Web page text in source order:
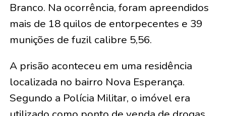
Branco. Na ocorrência, foram apreendidos
mais de 18 quilos de entorpecentes e 39
munições de fuzil calibre 5,56.
A prisão aconteceu em uma residência
localizada no bairro Nova Esperança.
Segundo a Polícia Militar, o imóvel era